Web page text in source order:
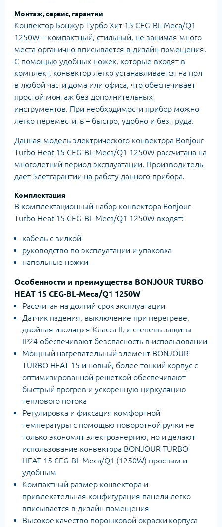
Монтаж, сервис, гарантии
Конвектор Бонжур Турбо Хит 15 CEG-BL-Meca/Q1
1250W – компактный, стильный, не занимая много
места органично вписывается в дизайн помещения.
С помощью удобных ножек, которые входят в
комплект, конвектор легко устанавливается на пол
в любой части дома или офиса, что обеспечивает
простой монтаж без дополнительных
инструментов. При необходимости прибор можно
легко переместить – быстро, удобно и без труда.
Данная модель электрического конвектора Bonjour
Turbo Heat 15 CEG-BL-Meca/Q1 1250W рассчитана на
многолетний период эксплуатации. Производитель
дает 5летгарантии на работу данного прибора.
Комплектация
В комплектационный набор конвектора Bonjour
Turbo Heat 15 CEG-BL-Meca/Q1 1250W входят:
кабель с вилкой
руководство по эксплуатации и упаковка
напольные ножки
Особенности и преимущества BONJOUR TURBO
HEAT 15 CEG-BL-Meca/Q1 1250W
Рассчитан на долгий срок эксплуатации
Датчик падения, выключение при перегреве,
двойная изоляция Класса II, и степень защиты
IP24 обеспечивают безопасность в использовании
Мощный нагревательный элемент BONJOUR
TURBO HEAT 15 и новый, более тонкий корпус с
оптимизированной решеткой обеспечивают
быстрый прогрев и ускоренную циркуляцию
теплового потока
Регулировка и фиксация комфортной
температуры с помощью поворотной ручки не
только экономят электроэнергию, но и делают
использование конвектора BONJOUR TURBO
HEAT 15 CEG-BL-Meca/Q1 (1250W) простым и
удобным
Компактный размер конвектора и
привлекательная конфигурация панели легко
вписывается в дизайн помещения
Высокое качество порошковой окраски корпуса